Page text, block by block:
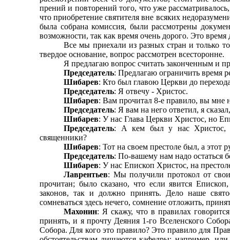
прений и повторений того, что уже
что приобретение святителя вне всяких
была собрана комис­сия, были рассмотрены
возможности, так как время очень дорого. Это время
Все мы приехали из разных стран и только
твердое основание, вопрос рассмотрен всесторонне.
Я предлагаю вопрос считать законченным и
Председатель: Предлагаю ограничить время
Шибарев: Кто был главою Церкви до
Председатель: Я отвечу - Христос.
Шибарев: Вам прочитал 8-е правило, вы мне
Председатель: Я вам на него ответил, я
Шибарев: У нас Глава Церкви Христос, но
Председатель: А кем был у нас Христос,
священники?
Шибарев: Тот на своем престоле был, а этот
Председатель: По-вашему нам надо остаться
Шибарев: У нас Епископ Христос, на
Лаврентьев: Мы получили протокол от
прочитан; было сказано, что если явится
законов, так и должно принять. Дело наше
сомневаться здесь нечего, сомнение отложить,
Махонин: Я скажу, что в правилах
принять, и я прочту Деяния 1-го Вселенского
Со­бора. Для кого это правило? Это правило для